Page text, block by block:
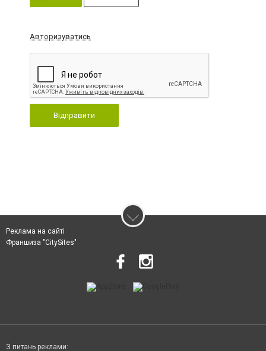
Авторизуватись
Відправити
Реклама на сайті
Франшиза "CitySites"
З питань реклами: